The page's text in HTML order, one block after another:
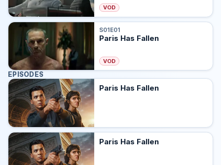
VOD
S01E01
Paris Has Fallen
VOD
EPISODES
Paris Has Fallen
Paris Has Fallen